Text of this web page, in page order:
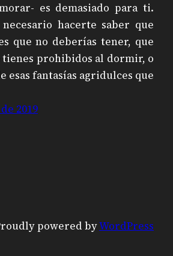
es demasiado para ti.
hacerte saber que
que no deberías tener, que
tienes prohibidos al dormir, o
esas fantasías agridulces que
2019
powered byWordPress